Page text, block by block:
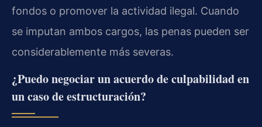
fondos o promover la actividad ilegal. Cuando
se imputan ambos cargos, las penas pueden ser
considerablemente más severas.
¿Puedo negociar un acuerdo de culpabilidad en
un caso de estructuración?